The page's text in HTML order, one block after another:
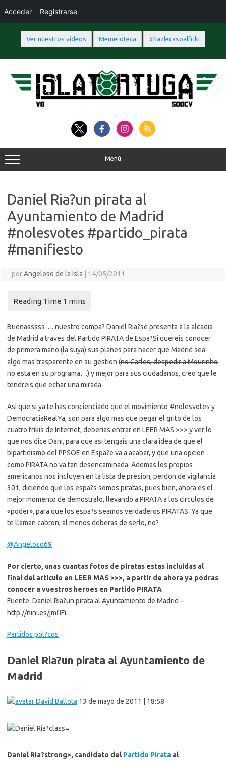
Ver nuestros videos Memeroteca #hazlecasoalfriki
contenido
Menú
Daniel Ria?un pirata al
Ayuntamiento de Madrid
#nolesvotes #partido_pirata
#manifiesto
porAngeloso de la Isla 14/05/2011
Buenasssss…. nuestro compa? Daniel Ria?se presenta a la alcadia
de Madrid a traves del Partido PIRATA de Espa?Si quereis conocer
de primera mano (la suya) sus planes para hacer que Madrid sea
algo mas trasparente en su gestion (no Carles, despedir a Mourinho
no esta en su programa…)y mejor para sus ciudadanos, creo que le
tendreis que echar una mirada.
Asi que si ya te has concienciado que el movimiento #nolesvotes y
DemocraciaRealYa, son para algo mas que pegar el grito de los
cuatro frikis de Internet, deberias entrar en LEER MAS >>> y ver lo
que nos dice Dani, para que asi tengais una clara idea de que el
bipartidismo del PPSOE en Espa?e va a acabar, y que una opcion
como PIRATA no va tan desencaminada. Ademas los propios
americanos nos incluyen en la lista de presion, perdon de vigilancia
301, diciendo que los espa?s somos piratas, pues bien, ahora es el
mejor momento de demostralo, llevando a PIRATA a los circulos de
«poder», para que los espa?s seamos verdaderos PIRATAS. Ya que
te llaman cabron, al menos deberas de serlo, no?
@Angeloso69
Por cierto, unas cuantas fotos de piratas estas incluidas al
final del articulo en LEER MAS >>>, a partir de ahora ya podras
conocer a vuestros heroes en Partido PIRATA
Fuente: Daniel Ria?un pirata al Ayuntamiento de Madrid –
http://nini.es/jmflFi
Partidos pol?cos
Daniel Ria?un pirata al Ayuntamiento de
Madrid
David Ballota 13 de mayo de 2011 | 18:58
Daniel Ria?strong>, candidato delPartido Pirata al
Acceder Registrarse